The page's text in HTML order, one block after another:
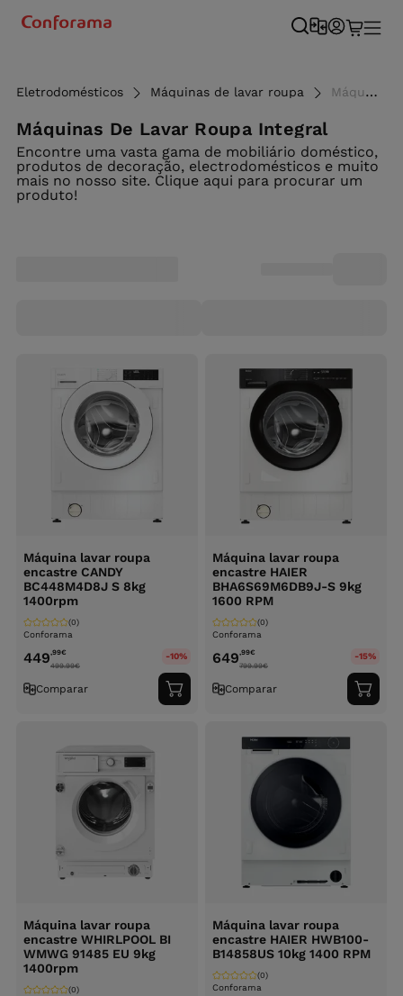
Eletrodomésticos Máquinas de lavar roupa Máquinas de lavar roupa integral - Conforama
Máquinas De Lavar Roupa Integral
Encontre uma vasta gama de mobiliário doméstico,
produtos de decoração, electrodomésticos e muito
mais no nosso site. Clique aqui para procurar um
produto!
Máquina lavar roupa
encastre CANDY
BC448M4D8J S 8kg
1400rpm
Conforama
(0)
449,99€
499.99€
-10%
Comparar
Adicionar
ao
Máquina lavar roupa
encastre HAIER
BHA6S69M6DB9J-S 9kg
1600 RPM
Conforama
(0)
649,99€
799.99€
-15%
Comparar
ao
Máquina lavar roupa
encastre WHIRLPOOL BI
WMWG 91485 EU 9kg
1400rpm
(0)
Máquina lavar roupa
encastre HAIER HWB100-
B14858US 10kg 1400 RPM
Conforama
(0)